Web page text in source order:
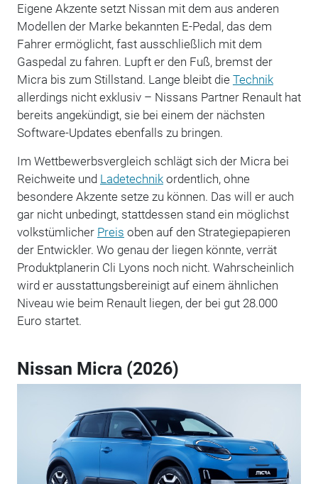
Eigene Akzente setzt Nissan mit dem aus anderen
Modellen der Marke bekannten E-Pedal, das dem
Fahrer ermöglicht, fast ausschließlich mit dem
Gaspedal zu fahren. Lupft er den Fuß, bremst der
Micra bis zum Stillstand. Lange bleibt die Technik
allerdings nicht exklusiv – Nissans Partner Renault hat
bereits angekündigt, sie bei einem der nächsten
Software-Updates ebenfalls zu bringen.
Im Wettbewerbsvergleich schlägt sich der Micra bei
Reichweite und Ladetechnikordentlich, ohne
besondere Akzente setze zu können. Das will er auch
gar nicht unbedingt, stattdessen stand ein möglichst
volkstümlicher Preis oben auf den Strategiepapieren
der Entwickler. Wo genau der liegen könnte, verrät
Produktplanerin Cli Lyons noch nicht. Wahrscheinlich
wird er ausstattungsbereinigt auf einem ähnlichen
Niveau wie beim Renault liegen, der bei gut 28.000
Euro startet.
Nissan Micra (2026)